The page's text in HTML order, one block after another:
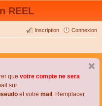
REEL
Connexion
Inscription
que votre compte ne sera
sur
et votre mail . Remplacer